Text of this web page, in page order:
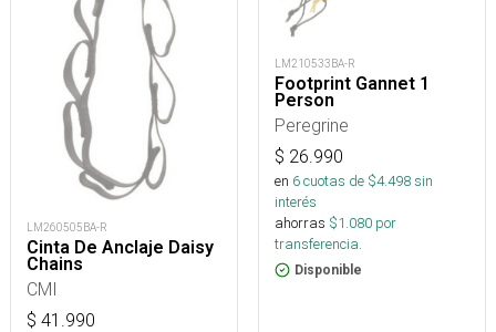
LM260505BA-R
Cinta De Anclaje Daisy
Chains
CMI
$ 41.990
LM210533BA-R
Footprint Gannet 1
Person
Peregrine
$ 26.990
en 6cuotas de $4.498sin
interés
ahorras $1.080 por
transferencia.
Disponible